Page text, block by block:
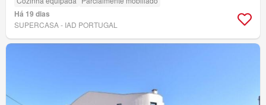
Há 19 dias
SUPERCASA - IAD PORTUGAL